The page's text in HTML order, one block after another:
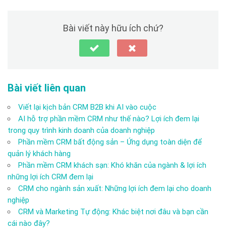
Bài viết này hữu ích chứ?
Bài viết liên quan
Viết lại kịch bản CRM B2B khi AI vào cuộc
AI hỗ trợ phần mềm CRM như thế nào? Lợi ích đem lại
trong quy trình kinh doanh của doanh nghiệp
Phần mềm CRM bất động sản – Ứng dụng toàn diện để
quản lý khách hàng
Phần mềm CRM khách sạn: Khó khăn của ngành & lợi ích
những lợi ích CRM đem lại
CRM cho ngành sản xuất: Những lợi ích đem lại cho doanh
nghiệp
CRM và Marketing Tự động: Khác biệt nơi đâu và bạn cần
cái nào đây?